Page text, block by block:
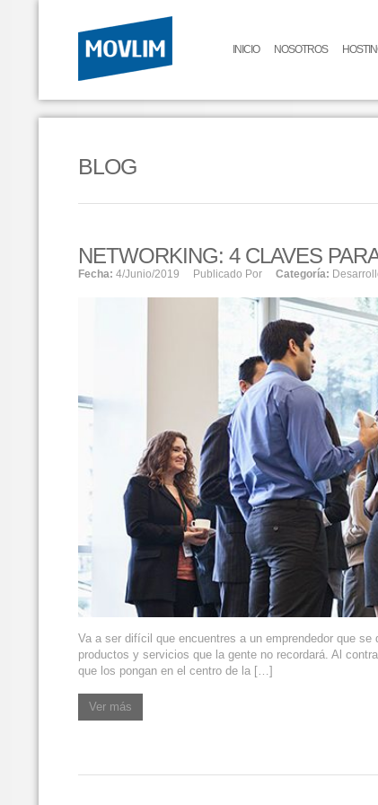
INICIO NOSOTROS
BLOG
NETWORKING: 4 CLAVES
Fecha: 4/junio/2019 Publicado Por Categoría:
Va a ser difícil que encuentres a un emprendedor que
productos y servicios que la gente no recordará. Al
que los pongan en el centro de la […]
Ver más